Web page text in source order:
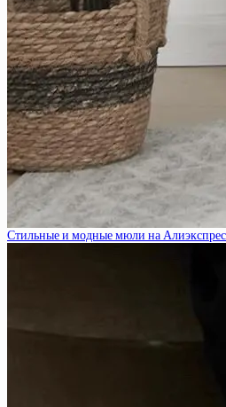
Стильные и модные мюли на